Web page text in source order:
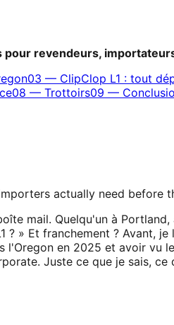
pour revendeurs,
03 — ClipClop L1 : tout
08 — Trottoirs09 —
actually need before
mail. Quelqu'un à
» Et franchement ? Avant,
en 2025 et avoir vu
Juste ce que je sais,